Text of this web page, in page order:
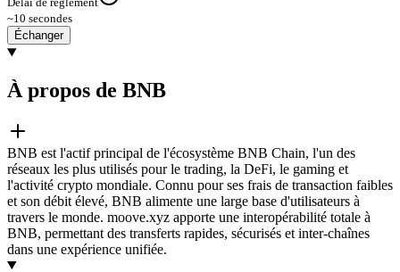
~10 secondes
Échanger
À propos de BNB
BNB est l'actif principal de l'écosystème BNB Chain, l'un des
réseaux les plus utilisés pour le trading, la DeFi, le gaming et
l'activité crypto mondiale. Connu pour ses frais de transaction faibles
et son débit élevé, BNB alimente une large base d'utilisateurs à
travers le monde. moove.xyz apporte une interopérabilité totale à
BNB, permettant des transferts rapides, sécurisés et inter-chaînes
dans une expérience unifiée.